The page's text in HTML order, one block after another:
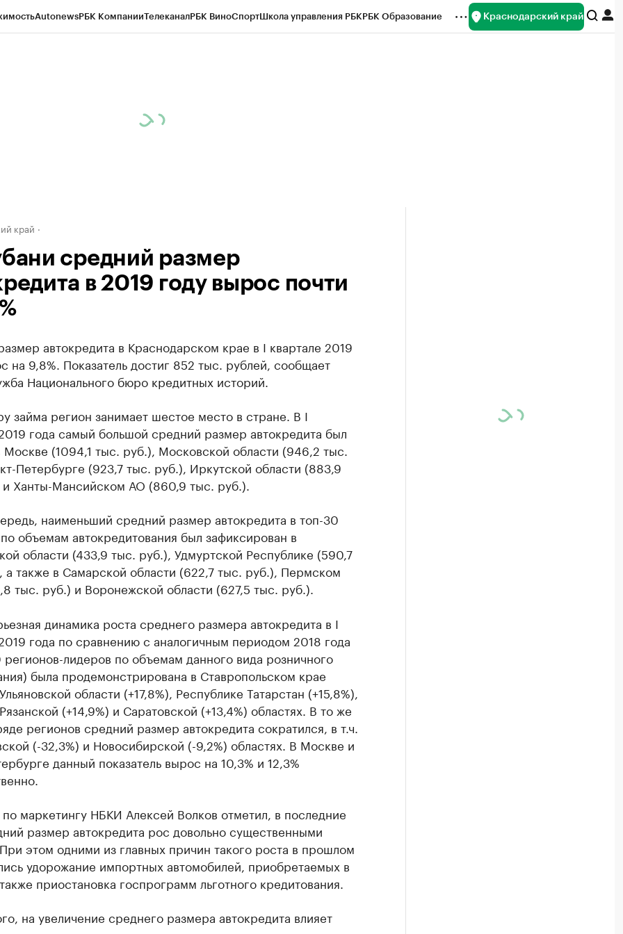
AutonewsРБК КомпанииТелеканалРБК ВиноСпортШкола управления РБКРБК Образование Краснодарский край
край
средний размер
в 2019 году вырос почти
автокредита в Краснодарском крае в I квартале 2019
на 9,8%. Показатель достиг 852 тыс. рублей, сообщает
Национального бюро кредитных историй.
займа регион занимает шестое место в стране. В I
года самый большой средний размер автокредита был
Москве (1094,1 тыс. руб.), Московской области (946,2 тыс.
Петербурге (923,7 тыс. руб.), Иркутской области (883,9
Ханты-Мансийском АО (860,9 тыс. руб.).
наименьший средний размер автокредита в топ-30
объемам автокредитования был зафиксирован в
области (433,9 тыс. руб.), Удмуртской Республике (590,7
а также в Самарской области (622,7 тыс. руб.), Пермском
тыс. руб.) и Воронежской области (627,5 тыс. руб.).
динамика роста среднего размера автокредита в I
года по сравнению с аналогичным периодом 2018 года
лидеров по объемам данного вида розничного
была продемонстрирована в Ставропольском крае
области (+17,8%), Республике Татарстан (+15,8%),
(+14,9%) и Саратовской (+13,4%) областях. В то же
регионов средний размер автокредита сократился, в т.ч.
(-32,3%) и Новосибирской (-9,2%) областях. В Москве и
данный показатель вырос на 10,3% и 12,3%
маркетингу НБКИ Алексей Волков отметил, в последние
размер автокредита рос довольно существенными
этом одними из главных причин такого роста в прошлом
удорожание импортных автомобилей, приобретаемых в
приостановка госпрограмм льготного кредитования.
на увеличение среднего размера автокредита влияет